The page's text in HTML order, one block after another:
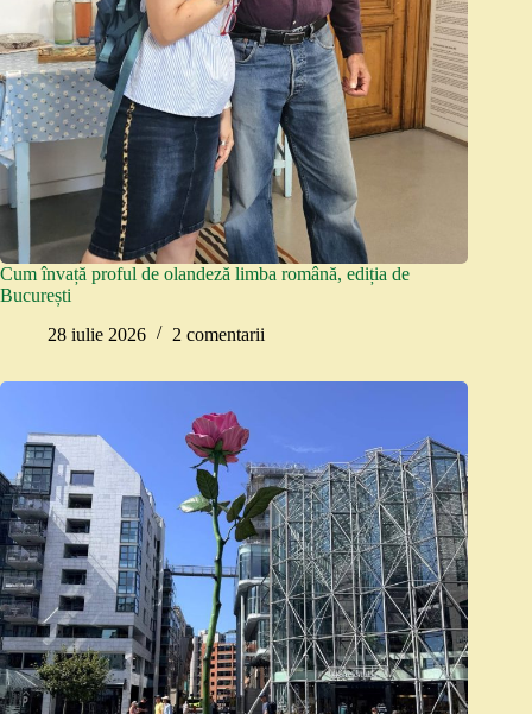
Cum învață proful de olandeză limba română, ediția de
București
28 iulie 2026
2 comentarii